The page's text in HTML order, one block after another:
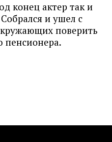
конец актер так и
и ушел с
поверить
пенсионера.